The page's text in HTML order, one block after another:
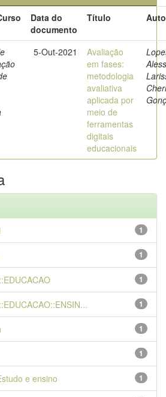
Data do
documento
Título
5-Out-2021
Avaliação
em fases:
metodologia
avaliativa
aplicada por
meio de
ferramentas
digitais
educacionais
1
1
1
1
1
1
1
e ensino